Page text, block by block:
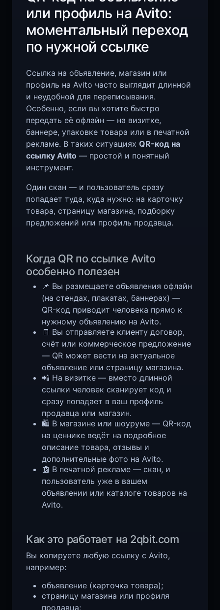
или профиль на Avito:
моментальный переход
по нужной ссылке
Ссылка на объявление, магазин или
профиль на Avito часто выглядит длинной
и неудобной для переписывания.
Особенно, если вы хотите быстро
передать её офлайн — на визитке,
баннере, упаковке товара или в печатной
рекламе. В таких ситуациях QR-код на
ссылку Avito — простой и понятный
инструмент.
Один скан — и пользователь сразу
попадает туда, куда нужно: на карточку
товара, страницу магазина, подборку
предложений или профиль продавца.
Когда QR по ссылке Avito
особенно полезен
📌 Вы размещаете объявления офлайн
(на стендах, плакатах, баннерах) —
QR-код приводит человека прямо к
нужному объявлению на Avito.
🧾 Вы отправляете клиенту договор,
счёт или коммерческое предложение
— QR может вести на актуальное
объявление или страницу магазина.
📲 На визитке — вместо длинной
ссылки человек сканирует код и
сразу попадает в ваш профиль
продавца или магазин.
🛍️ В магазине или шоуруме — QR-код
на ценнике ведёт на подробное
описание товара, отзывы и
дополнительные фото на Avito.
📰 В печатной рекламе — скан, и
пользователь уже в вашем
объявлении или каталоге товаров на
Avito.
Как это работает на 2qbit.com
Вы копируете любую ссылку с Avito,
например:
объявление (карточка товара);
страницу магазина или профиля
продавца;